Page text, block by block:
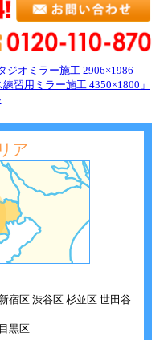
ジオミラー施工 2906×1986
習用ミラー施工 4350×1800」
ア
宿区 渋谷区 杉並区 世田谷
黒区